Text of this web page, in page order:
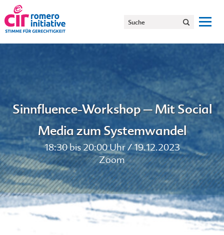
Sinnfluence-Workshop – Mit Social
Media zum Systemwandel
18:30 bis 20:00 Uhr / 19.12.2023
Zoom